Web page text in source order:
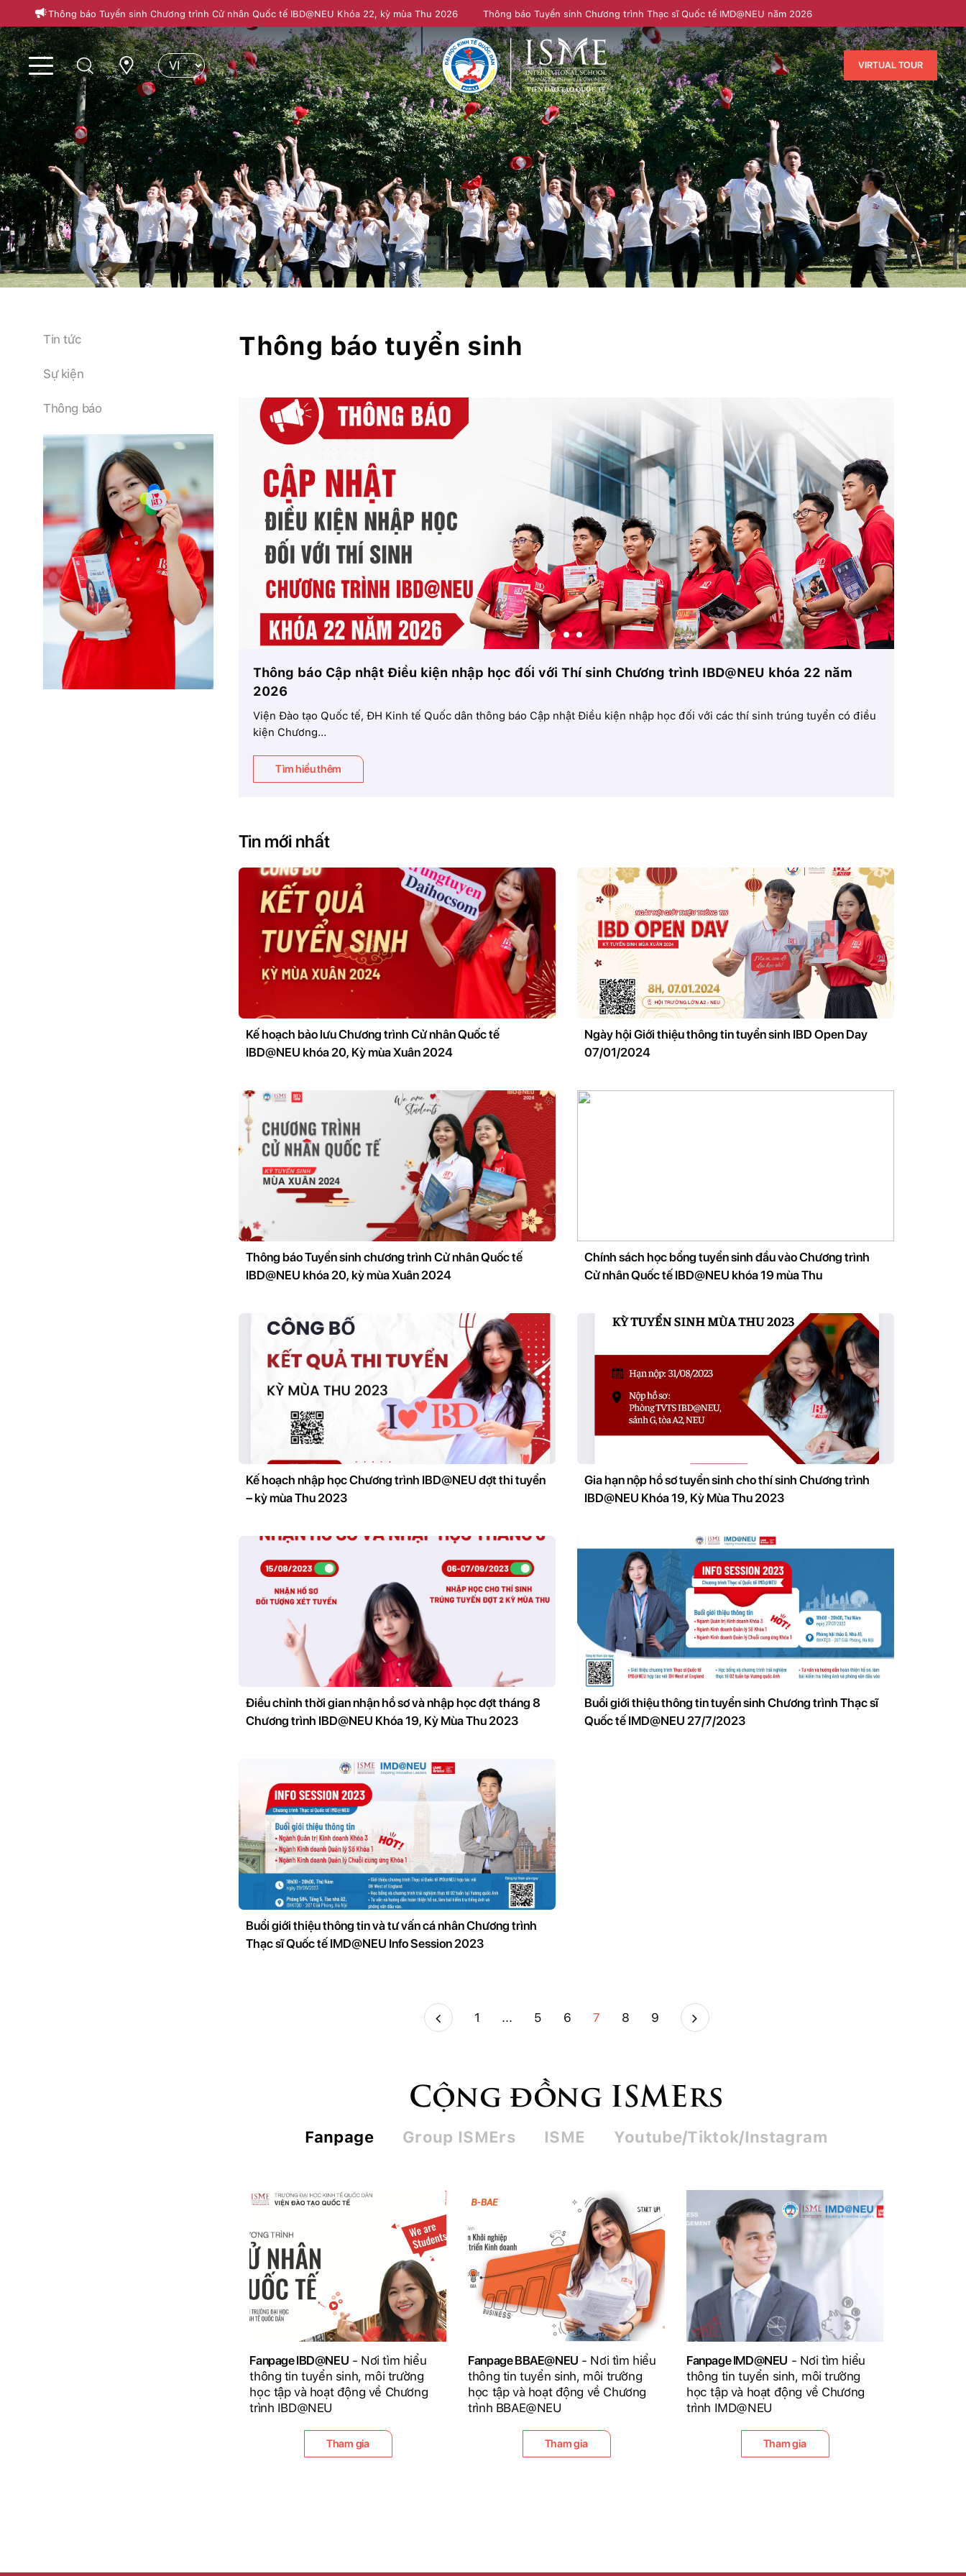
Thông báo Tuyển sinh Chương trình Cử nhân Quốc tế IBD@NEU Khóa 22, kỳ mùa Thu 2026 Thông báo Tuyển sinh Chương trình Thạc sĩ Quốc tế IMD@NEU năm 2026
VIRTUAL TOUR
Tin tức
Sự kiện
Thông báo
Thông báo tuyển sinh
Thông báo Cập nhật Điều kiện nhập học đối với Thí sinh Chương trình IBD@NEU khóa 22 năm
2026
Viện Đào tạo Quốc tế, ĐH Kinh tế Quốc dân thông báo Cập nhật Điều kiện nhập học đối với các thí sinh trúng tuyển có điều
kiện Chương...
Tìm hiểu thêm
Tin mới nhất
Kế hoạch bảo lưu Chương trình Cử nhân Quốc tế
IBD@NEU khóa 20, Kỳ mùa Xuân 2024
Ngày hội Giới thiệu thông tin tuyển sinh IBD Open Day
07/01/2024
Thông báo Tuyển sinh chương trình Cử nhân Quốc tế
IBD@NEU khóa 20, kỳ mùa Xuân 2024
Chính sách học bổng tuyển sinh đầu vào Chương trình
Cử nhân Quốc tế IBD@NEU khóa 19 mùa Thu
Kế hoạch nhập học Chương trình IBD@NEU đợt thi tuyển
– kỳ mùa Thu 2023
Gia hạn nộp hồ sơ tuyển sinh cho thí sinh Chương trình
IBD@NEU Khóa 19, Kỳ Mùa Thu 2023
Điều chỉnh thời gian nhận hồ sơ và nhập học đợt tháng 8
Chương trình IBD@NEU Khóa 19, Kỳ Mùa Thu 2023
Buổi giới thiệu thông tin tuyển sinh Chương trình Thạc sĩ
Quốc tế IMD@NEU 27/7/2023
Buổi giới thiệu thông tin và tư vấn cá nhân Chương trình
Thạc sĩ Quốc tế IMD@NEU Info Session 2023
1 ... 5 6 7 8 9
Cộng đồng ISMErs
Fanpage Group ISMErs ISME Youtube/Tiktok/Instagram
Fanpage IBD@NEU - Nơi tìm hiểu
thông tin tuyển sinh, môi trường
học tập và hoạt động về Chương
trình IBD@NEU
Tham gia
Fanpage BBAE@NEU - Nơi tìm hiểu
thông tin tuyển sinh, môi trường
học tập và hoạt động về Chương
trình BBAE@NEU
Tham gia
Fanpage IMD@NEU - Nơi tìm hiểu
thông tin tuyển sinh, môi trường
học tập và hoạt động về Chương
trình IMD@NEU
Tham gia